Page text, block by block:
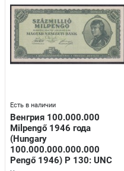
Есть в наличии
Венгрия 100.000.000
Milpengő 1946 года
(Hungary
100.000.000.000.000
Pengő 1946) P 130: UNC